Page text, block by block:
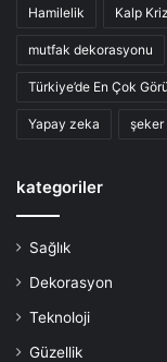
Hamilelik Kalp
mutfak dekorasyonu
Türkiye’de En Çok
Yapay zeka şeker
kategoriler
Sağlık
Dekorasyon
Teknoloji
Güzellik